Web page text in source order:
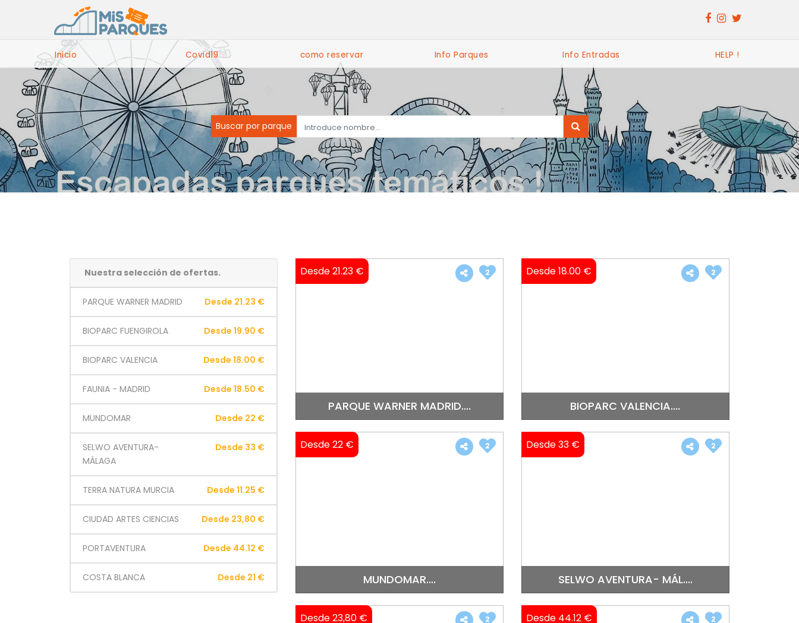
Inicio Covid19 como reservar Info Parques Info Entradas HELP !
Buscar por parque
Nuestra selección de ofertas.
PARQUE WARNER MADRID Desde 21.23 €
BIOPARC FUENGIROLA Desde 19.90 €
BIOPARC VALENCIA Desde 18.00 €
FAUNIA - MADRID Desde 18.50 €
MUNDOMAR Desde 22 €
SELWO AVENTURA-
MÁLAGA
Desde 33 €
TERRA NATURA MURCIA Desde 11.25 €
CIUDAD ARTES CIENCIAS Desde 23,80 €
PORTAVENTURA Desde 44.12 €
COSTA BLANCA Desde 21 €
Desde 21.23 €
PARQUE WARNER MADRID....
2 Desde 18.00 €
BIOPARC VALENCIA....
2
Desde 22 €
MUNDOMAR....
2 Desde 33 €
SELWO AVENTURA- MÁL....
2
Desde 23,80 € 2 Desde 44.12 € 2